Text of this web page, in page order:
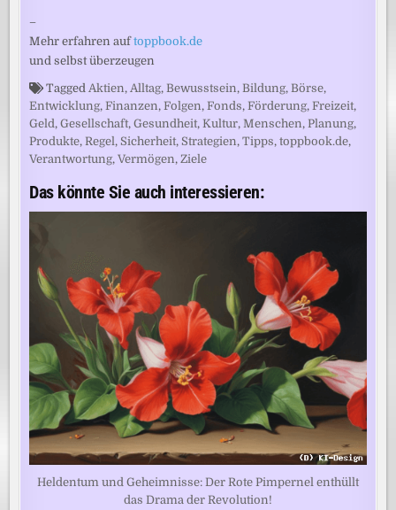
–
Mehr erfahren auftoppbook.de
und selbst überzeugen
TaggedAktien,Alltag,Bewusstsein,Bildung,Börse,
Entwicklung,Finanzen,Folgen,Fonds,Förderung,Freizeit,
Geld,Gesellschaft,Gesundheit,Kultur,Menschen,Planung,
Produkte,Regel, Sicherheit, Strategien,Tipps,toppbook.de,
Verantwortung,Vermögen,Ziele
Das könnte Sie auch interessieren:
Heldentum und Geheimnisse: Der Rote Pimpernel enthüllt
das Drama der Revolution!